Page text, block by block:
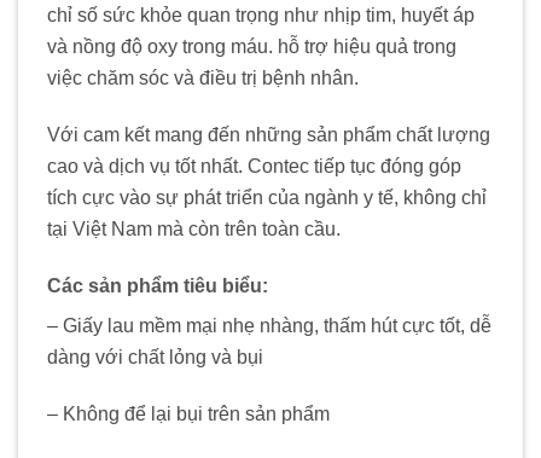
chỉ số sức khỏe quan trọng như nhịp tim, huyết áp
và nồng độ oxy trong máu. hỗ trợ hiệu quả trong
việc chăm sóc và điều trị bệnh nhân.
Với cam kết mang đến những sản phẩm chất lượng
cao và dịch vụ tốt nhất. Contec tiếp tục đóng góp
tích cực vào sự phát triển của ngành y tế, không chỉ
tại Việt Nam mà còn trên toàn cầu.
Các sản phẩm tiêu biểu:
– Giấy lau mềm mại nhẹ nhàng, thấm hút cực tốt, dễ
dàng với chất lỏng và bụi
– Không để lại bụi trên sản phẩm